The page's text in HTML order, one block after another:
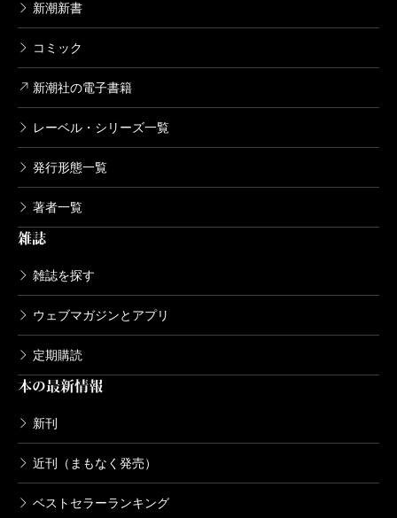
新潮新書
コミック
新潮社の電子書籍
レーベル・シリーズ一覧
発行形態一覧
著者一覧
雑誌
雑誌を探す
ウェブマガジンとアプリ
定期購読
本の最新情報
新刊
近刊（まもなく発売）
ベストセラーランキング